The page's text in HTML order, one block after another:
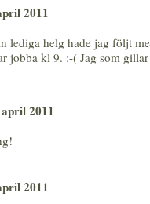
2011
lediga helg hade jag följt
jobba kl 9. :-( Jag som
2011
2011